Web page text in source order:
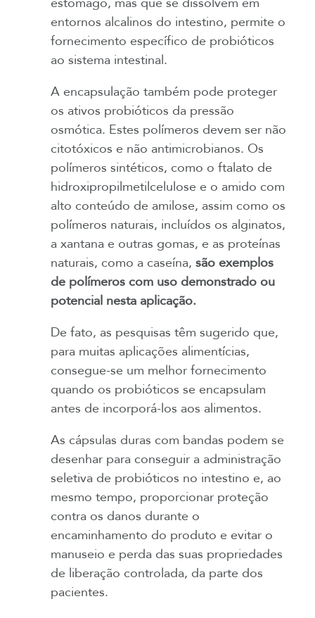
entornos alcalinos do intestino, permite o
fornecimento específico de probióticos
ao sistema intestinal.
A encapsulação também pode proteger
os ativos probióticos da pressão
osmótica. Estes polímeros devem ser não
citotóxicos e não antimicrobianos. Os
polímeros sintéticos, como o ftalato de
hidroxipropilmetilcelulose e o amido com
alto conteúdo de amilose, assim como os
polímeros naturais, incluídos os alginatos,
a xantana e outras gomas, e as proteínas
naturais, como a caseína, são exemplos
de polímeros com uso demonstrado ou
potencial nesta aplicação.
De fato, as pesquisas têm sugerido que,
para muitas aplicações alimentícias,
consegue-se um melhor fornecimento
quando os probióticos se encapsulam
antes de incorporá-los aos alimentos.
As cápsulas duras com bandas podem se
desenhar para conseguir a administração
seletiva de probióticos no intestino e, ao
mesmo tempo, proporcionar proteção
contra os danos durante o
encaminhamento do produto e evitar o
manuseio e perda das suas propriedades
de liberação controlada, da parte dos
pacientes.